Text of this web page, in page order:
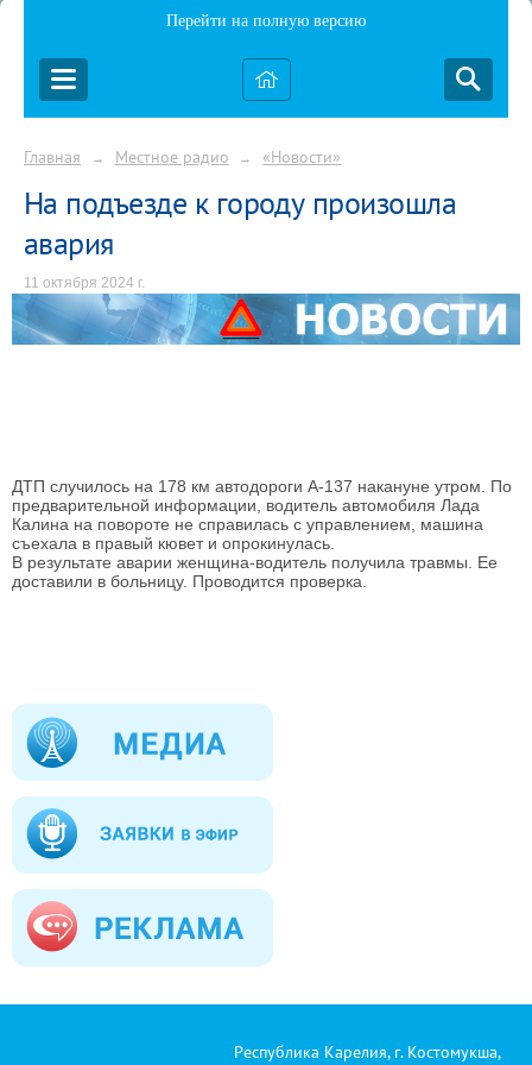
Перейти на полную версию
Главная → Местное радио → «Новости»
На подъезде к городу произошла
авария
11 октября 2024 г.
ДТП случилось на 178 км автодороги А-137 накануне утром. По
предварительной информации, водитель автомобиля Лада
Калина на повороте не справилась с управлением, машина
съехала в правый кювет и опрокинулась.
В результате аварии женщина-водитель получила травмы. Ее
доставили в больницу. Проводится проверка.
Республика Карелия, г. Костомукша,